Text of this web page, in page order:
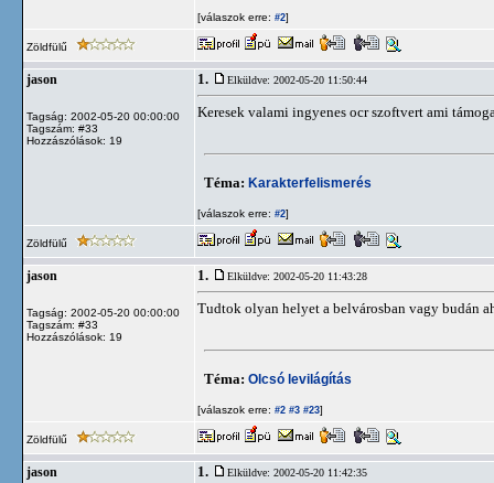
[válaszok erre: #2]
Zöldfülű
jason
Tagság: 2002-05-20 00:00:00
Tagszám: #33
Hozzászólások: 19
1. Elküldve: 2002-05-20 11:50:44
Keresek valami ingyenes ocr szoftvert ami
Téma: Karakterfelismerés
[válaszok erre: #2]
Zöldfülű
jason
Tagság: 2002-05-20 00:00:00
Tagszám: #33
Hozzászólások: 19
1. Elküldve: 2002-05-20 11:43:28
Tudtok olyan helyet a belvárosban vagy budán
Téma: Olcsó levilágítás
[válaszok erre: #2 #3 #23]
Zöldfülű
jason 1. Elküldve: 2002-05-20 11:42:35